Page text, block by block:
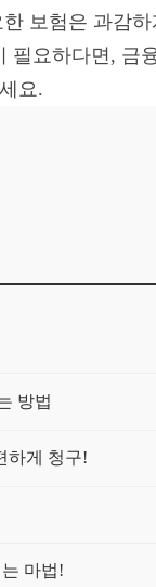
보험은 과감
요하다면, 금
요.
방법
하게 청구!
마법!